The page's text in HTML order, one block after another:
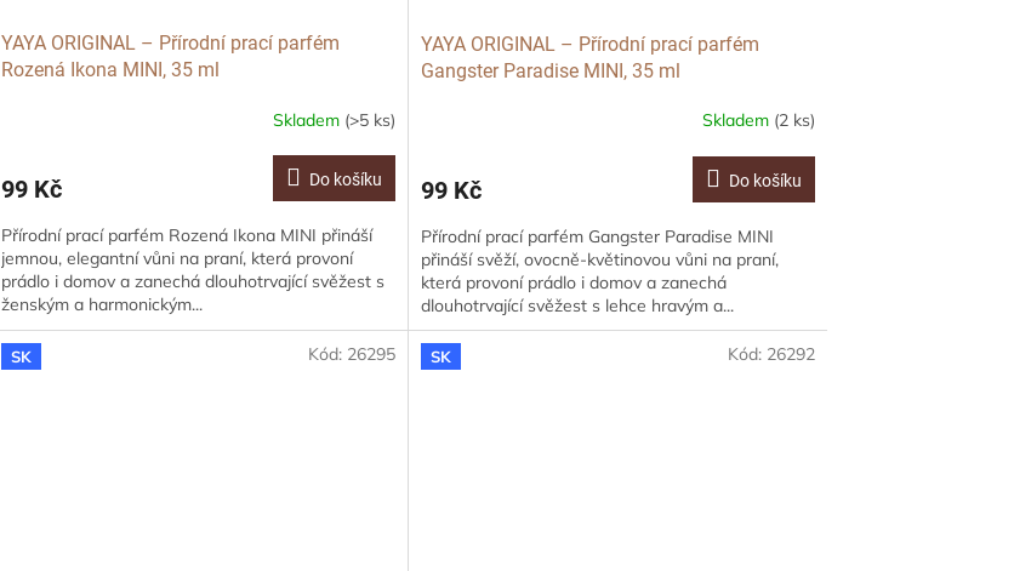
YAYA ORIGINAL – Přírodní prací parfém
Rozená Ikona MINI, 35 ml
Skladem (>5 ks)
99 Kč Do košíku
Přírodní prací parfém Rozená Ikona MINI přináší
jemnou, elegantní vůni na praní, která provoní
prádlo i domov a zanechá dlouhotrvající svěžest s
ženským a harmonickým...
YAYA ORIGINAL – Přírodní prací parfém
Gangster Paradise MINI, 35 ml
Skladem (2 ks)
99 Kč Do košíku
Přírodní prací parfém Gangster Paradise MINI
přináší svěží, ovocně-květinovou vůni na praní,
která provoní prádlo i domov a zanechá
dlouhotrvající svěžest s lehce hravým a...
SK Kód: 26295 SK Kód: 26292